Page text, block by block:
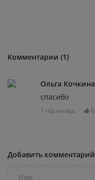
Комментарии (1)
Ольга Кочкина
спасибо
1 год назад 0
Добавить комментарий